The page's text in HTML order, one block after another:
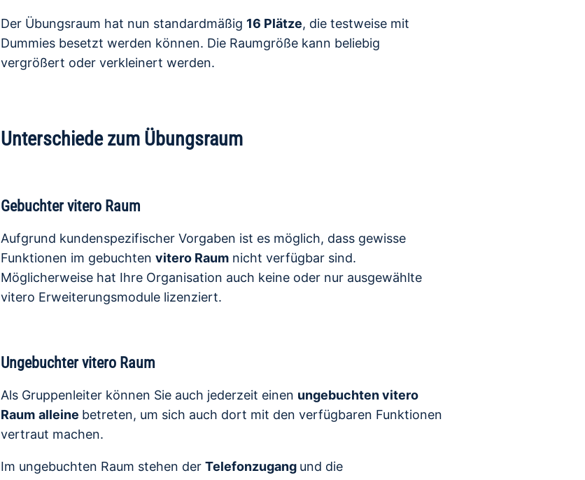
Der Übungsraum hat nun standardmäßig 16 Plätze, die testweise mit
Dummies besetzt werden können. Die Raumgröße kann beliebig
vergrößert oder verkleinert werden.
Unterschiede zum Übungsraum
Gebuchter vitero Raum
Aufgrund kundenspezifischer Vorgaben ist es möglich, dass gewisse
Funktionen im gebuchten vitero Raum nicht verfügbar sind.
Möglicherweise hat Ihre Organisation auch keine oder nur ausgewählte
vitero Erweiterungsmodule lizenziert.
Ungebuchter vitero Raum
Als Gruppenleiter können Sie auch jederzeit einen ungebuchten vitero
Raum alleine betreten, um sich auch dort mit den verfügbaren Funktionen
vertraut machen.
Im ungebuchten Raum stehen der Telefonzugang und die